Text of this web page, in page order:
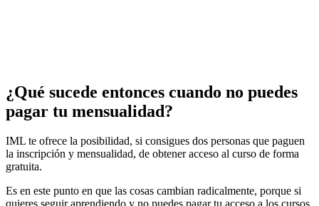
¿Qué sucede entonces cuando no puedes
pagar tu mensualidad?
IML te ofrece la posibilidad, si consigues dos personas que paguen
la inscripción y mensualidad, de obtener acceso al curso de forma
gratuita.
Es en este punto en que las cosas cambian radicalmente, porque si